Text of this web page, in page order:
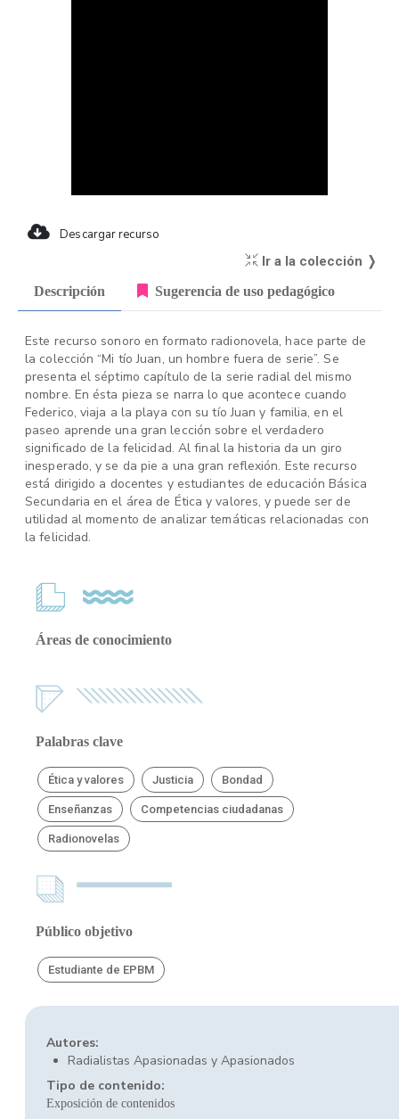
Descargar recurso
Ir a la colección ❭
Descripción Sugerencia de uso pedagógico
Este recurso sonoro en formato radionovela, hace parte de
la colección “Mi tío Juan, un hombre fuera de serie”. Se
presenta el séptimo capítulo de la serie radial del mismo
nombre. En ésta pieza se narra lo que acontece cuando
Federico, viaja a la playa con su tío Juan y familia, en el
paseo aprende una gran lección sobre el verdadero
significado de la felicidad. Al final la historia da un giro
inesperado, y se da pie a una gran reflexión. Este recurso
está dirigido a docentes y estudiantes de educación Básica
Secundaria en el área de Ética y valores, y puede ser de
utilidad al momento de analizar temáticas relacionadas con
la felicidad.
Áreas de conocimiento
Palabras clave
Ética y valores Justicia Bondad
Enseñanzas Competencias ciudadanas
Radionovelas
Público objetivo
Estudiante de EPBM
Autores:
Radialistas Apasionadas y Apasionados
Tipo de contenido:
Exposición de contenidos